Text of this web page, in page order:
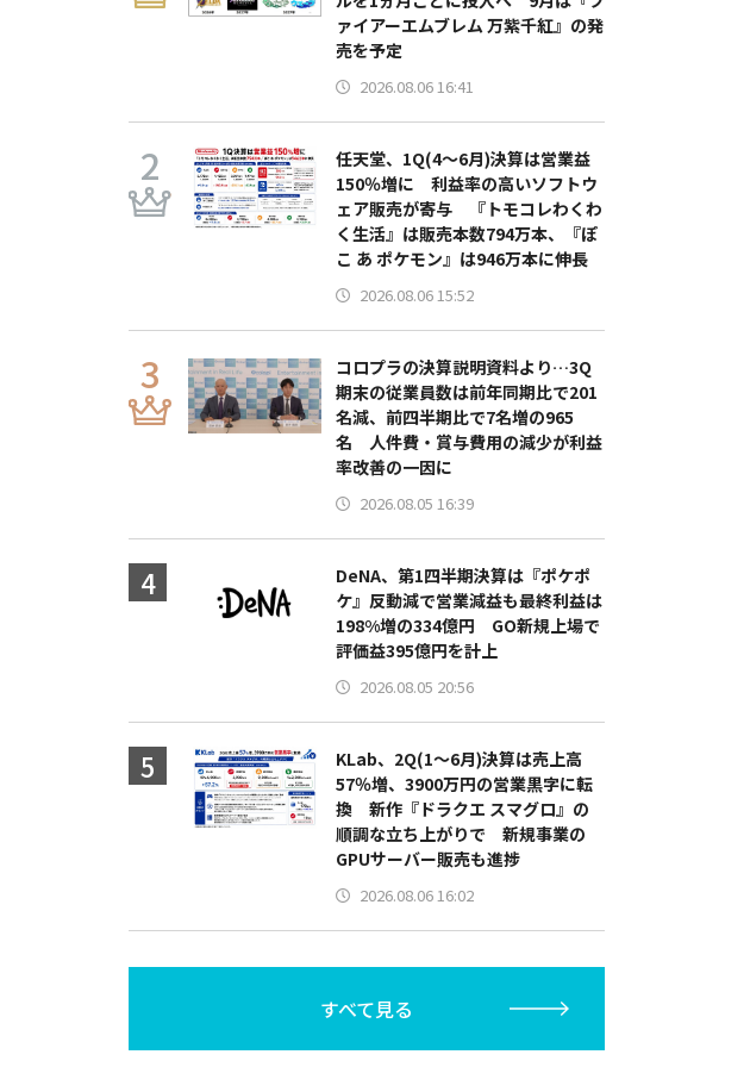
ァイアーエムブレム 万紫千紅』の発
売を予定
2026.08.06 16:41
任天堂、1Q(4～6月)決算は営業益
150％増に 利益率の高いソフトウ
ェア販売が寄与 『トモコレわくわ
く生活』は販売本数794万本、『ぽ
こ あ ポケモン』は946万本に伸長
2026.08.06 15:52
コロプラの決算説明資料より…3Q
期末の従業員数は前年同期比で201
名減、前四半期比で7名増の965
名 人件費・賞与費用の減少が利益
率改善の一因に
2026.08.05 16:39
DeNA、第1四半期決算は『ポケポ
ケ』反動減で営業減益も最終利益は
198%増の334億円 GO新規上場で
評価益395億円を計上
2026.08.05 20:56
KLab、2Q(1～6月)決算は売上高
57％増、3900万円の営業黒字に転
換 新作『ドラクエ スマグロ』の
順調な立ち上がりで 新規事業の
GPUサーバー販売も進捗
2026.08.06 16:02
すべて見る